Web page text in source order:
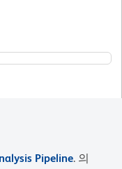
Pipeline. 의